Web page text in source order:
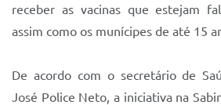
receber as vacinas que estejam
assim como os munícipes de até 15
De acordo com o secretário de
José Police Neto, a iniciativa na